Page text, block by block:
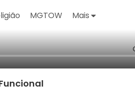
MGTOW Mais